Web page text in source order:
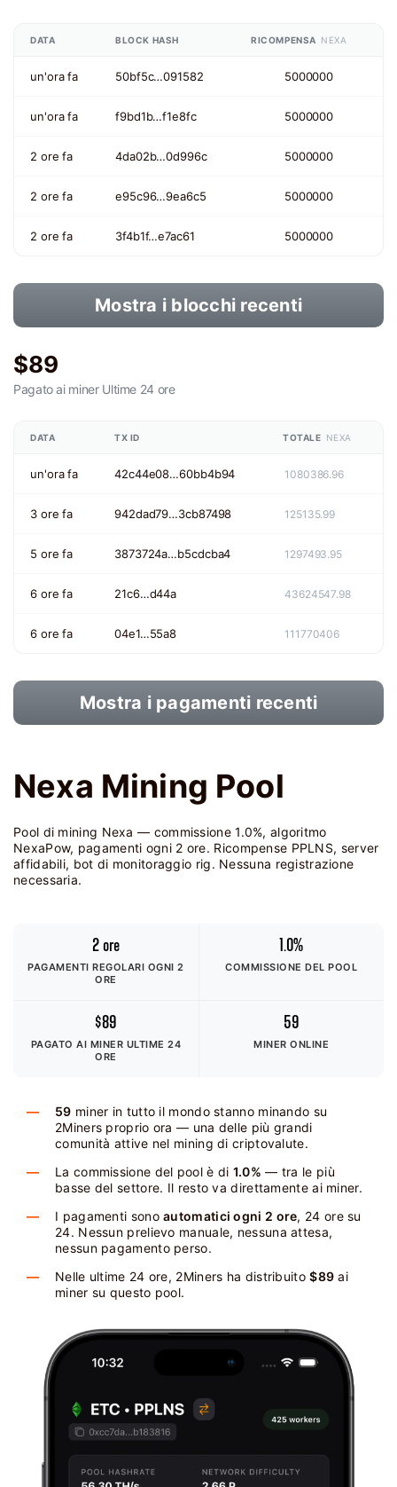
DATA BLOCK HASH RICOMPENSA NEXA
un'ora fa 50bf5c…091582 5000000
un'ora fa f9bd1b…f1e8fc 5000000
2 ore fa 4da02b…0d996c 5000000
2 ore fa e95c96…9ea6c5 5000000
2 ore fa 3f4b1f…e7ac61 5000000
Mostra i blocchi recenti
$89
Pagato ai miner Ultime 24 ore
DATA TX ID TOTALE NEXA
un'ora fa 42c44e08…60bb4b94 1080386.96
3 ore fa 942dad79…3cb87498 125135.99
5 ore fa 3873724a…b5cdcba4 1297493.95
6 ore fa 21c6…d44a 43624547.98
6 ore fa 04e1…55a8 111770406
Mostra i pagamenti recenti
Nexa Mining Pool
Pool di mining Nexa — commissione 1.0%, algoritmo
NexaPow, pagamenti ogni 2 ore. Ricompense PPLNS, server
affidabili, bot di monitoraggio rig. Nessuna registrazione
necessaria.
2 ore
PAGAMENTI REGOLARI OGNI 2
ORE
1.0%
COMMISSIONE DEL POOL
$89
PAGATO AI MINER ULTIME 24
ORE
59
MINER ONLINE
59 miner in tutto il mondo stanno minando su
2Miners proprio ora — una delle più grandi
comunità attive nel mining di criptovalute.
La commissione del pool è di 1.0% — tra le più
basse del settore. Il resto va direttamente ai miner.
I pagamenti sonoautomatici ogni 2 ore, 24 ore su
24. Nessun prelievo manuale, nessuna attesa,
nessun pagamento perso.
Nelle ultime 24 ore, 2Miners ha distribuito$89 ai
miner su questo pool.